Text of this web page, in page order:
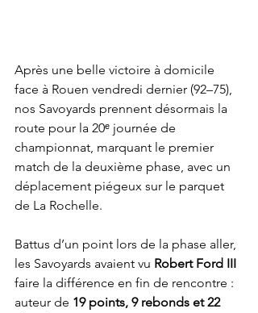
Après une belle victoire à domicile
face à Rouen vendredi dernier (92–75),
nos Savoyards prennent désormais la
route pour la 20ᵉ journée de
championnat, marquant le premier
match de la deuxième phase, avec un
déplacement piégeux sur le parquet
de La Rochelle.
Battus d’un point lors de la phase aller,
les Savoyards avaient vu Robert Ford III
faire la différence en fin de rencontre :
auteur de 19 points, 9 rebonds et 22